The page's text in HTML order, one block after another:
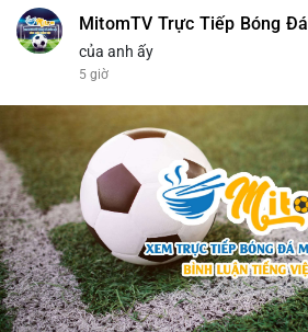
MitomTV Trực Tiếp Bóng Đá
của anh ấy
5 giờ